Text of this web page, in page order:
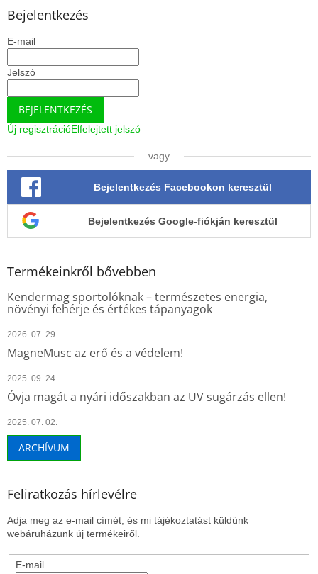
Bejelentkezés
E-mail
Jelszó
BEJELENTKEZÉS
Új regisztrációElfelejtett jelszó
vagy
Bejelentkezés Facebookon keresztül
Bejelentkezés Google-fiókján keresztül
Termékeinkről bővebben
Kendermag sportolóknak – természetes energia,
növényi fehérje és értékes tápanyagok
2026. 07. 29.
MagneMusc az erő és a védelem!
2025. 09. 24.
Óvja magát a nyári időszakban az UV sugárzás ellen!
2025. 07. 02.
ARCHÍVUM
Feliratkozás hírlevélre
Adja meg az e-mail címét, és mi tájékoztatást küldünk
webáruházunk új termékeiről.
E-mail